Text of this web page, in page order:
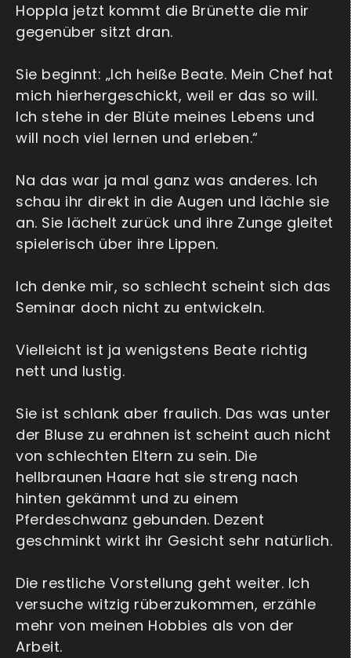
Hoppla jetzt kommt die Brünette die mir
gegenüber sitzt dran.
Sie beginnt: „Ich heiße Beate. Mein Chef hat
mich hierhergeschickt, weil er das so will.
Ich stehe in der Blüte meines Lebens und
will noch viel lernen und erleben.“
Na das war ja mal ganz was anderes. Ich
schau ihr direkt in die Augen und lächle sie
an. Sie lächelt zurück und ihre Zunge gleitet
spielerisch über ihre Lippen.
Ich denke mir, so schlecht scheint sich das
Seminar doch nicht zu entwickeln.
Vielleicht ist ja wenigstens Beate richtig
nett und lustig.
Sie ist schlank aber fraulich. Das was unter
der Bluse zu erahnen ist scheint auch nicht
von schlechten Eltern zu sein. Die
hellbraunen Haare hat sie streng nach
hinten gekämmt und zu einem
Pferdeschwanz gebunden. Dezent
geschminkt wirkt ihr Gesicht sehr natürlich.
Die restliche Vorstellung geht weiter. Ich
versuche witzig rüberzukommen, erzähle
mehr von meinen Hobbies als von der
Arbeit.